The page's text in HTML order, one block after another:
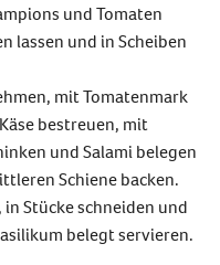
und Tomaten
lassen und in Scheiben
mit Tomatenmark
bestreuen, mit
und Salami belegen
Schiene backen.
in Stücke schneiden und
belegt servieren.